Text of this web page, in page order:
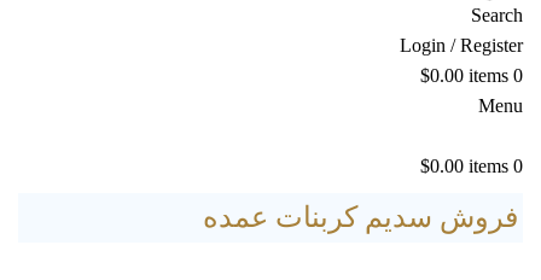
Search
Login / Register
0
items
$0.00
Menu
0
items
$0.00
فروش سدیم کربنات عمده